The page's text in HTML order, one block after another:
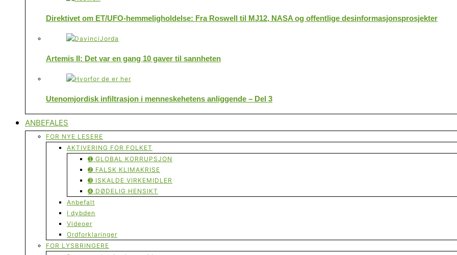
Direktivet om ET/UFO-hemmeligholdelse: Fra Roswell til MJ12, NASA og offentlige desinformasjonsprosjekter
Artemis II: Det var en gang 10 gaver til sannheten
Utenomjordisk infiltrasjon i menneskehetens anliggende – Del 3
ANBEFALES
FOR NYE LESERE
AKTIVERING FOR FOLKET
➊ GLOBAL KORRUPSJON
➋ FALSK KLIMAKRISE
➌ ISKALDE VIRKEMIDLER
➍ DØDELIG HENSIKT
Anbefalt
I dybden
Videoer
Ordforklaringer
FOR LYSBRINGERE